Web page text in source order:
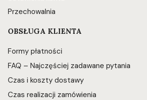
Przechowalnia
OBSŁUGA KLIENTA
Formy płatności
FAQ – Najczęściej zadawane pytania
Czas i koszty dostawy
Czas realizacji zamówienia